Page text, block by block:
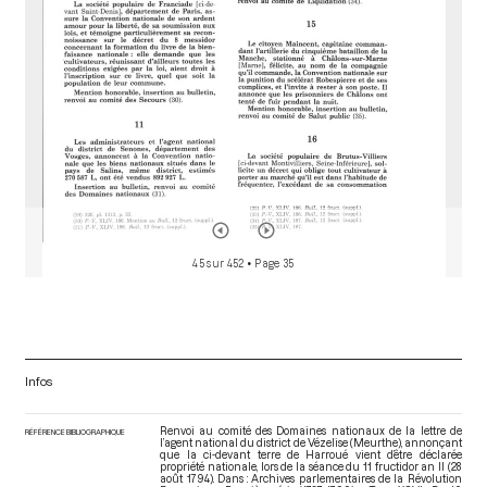
45 sur 452 • Page 35
Infos
RÉFÉRENCE BIBLIOGRAPHIQUE
Renvoi au comité des Domaines nationaux de la lettre de
l’agent national du district de Vézelise (Meurthe), annonçant
que la ci-devant terre de Harroué vient d’être déclarée
propriété nationale, lors de la séance du 11 fructidor an II (28
août 1794). Dans : Archives parlementaires de la Révolution